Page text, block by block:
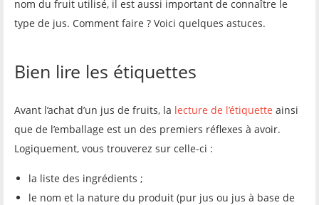
nom du fruit utilisé, il est aussi important de connaître le
type de jus. Comment faire ? Voici quelques astuces.
Bien lire les étiquettes
Avant l’achat d’un jus de fruits, la lecture de l’étiquette ainsi
que de l’emballage est un des premiers réflexes à avoir.
Logiquement, vous trouverez sur celle-ci :
la liste des ingrédients ;
le nom et la nature du produit (pur jus ou jus à base de